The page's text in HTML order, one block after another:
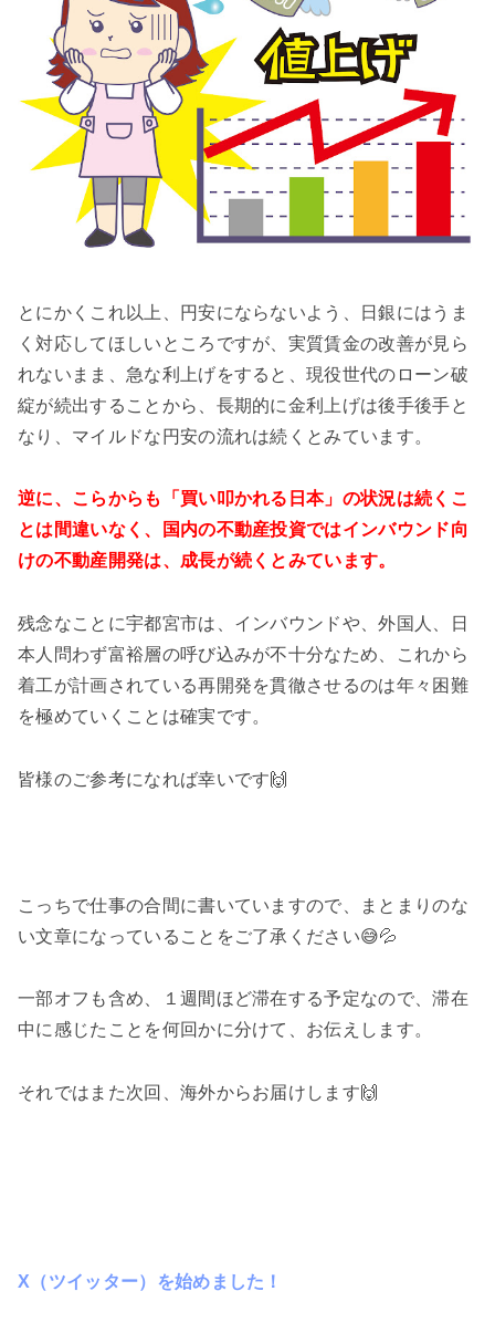
とにかくこれ以上、円安にならないよう、日銀にはうま
く対応してほしいところですが、実質賃金の改善が見ら
れないまま、急な利上げをすると、現役世代のローン破
綻が続出することから、長期的に金利上げは後手後手と
なり、マイルドな円安の流れは続くとみています。
逆に、こらからも「買い叩かれる日本」の状況は続くこ
とは間違いなく、国内の不動産投資ではインバウンド向
けの不動産開発は、成長が続くとみています。
残念なことに宇都宮市は、インバウンドや、外国人、日
本人問わず富裕層の呼び込みが不十分なため、これから
着工が計画されている再開発を貫徹させるのは年々困難
を極めていくことは確実です。
皆様のご参考になれば幸いです🙌
こっちで仕事の合間に書いていますので、まとまりのな
い文章になっていることをご了承ください😅💦
一部オフも含め、１週間ほど滞在する予定なので、滞在
中に感じたことを何回かに分けて、お伝えします。
それではまた次回、海外からお届けします🙌
X（ツイッター）を始めました！